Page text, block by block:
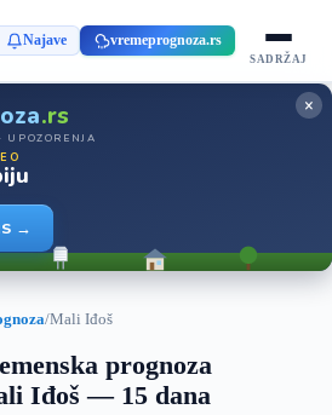
Najave vremeprognoza.rs
SADRŽAJ
.rs
UPOZORENJA
→
×
/Mali Iđoš
prognoza
Iđoš — 15 dana